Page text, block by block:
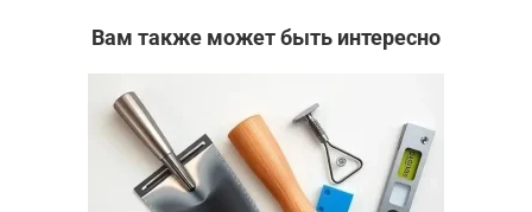
Вам также может быть интересно